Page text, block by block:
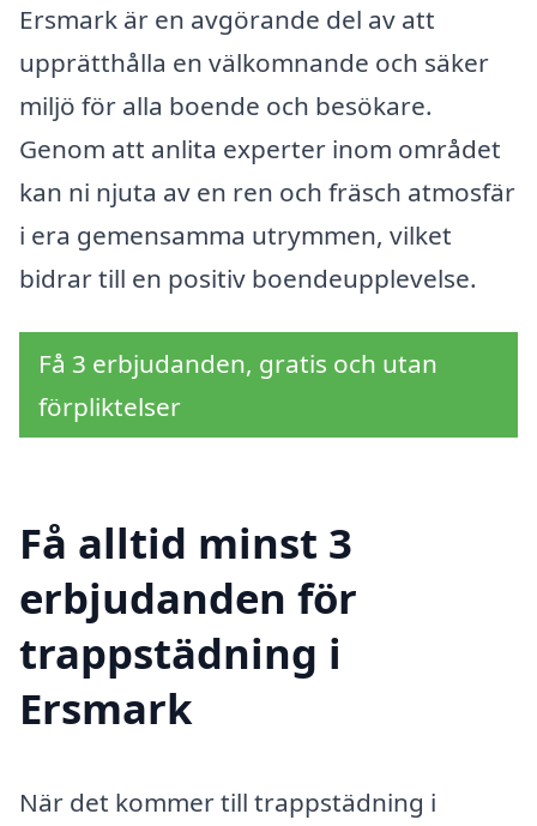
Ersmark är en avgörande del av att
upprätthålla en välkomnande och säker
miljö för alla boende och besökare.
Genom att anlita experter inom området
kan ni njuta av en ren och fräsch atmosfär
i era gemensamma utrymmen, vilket
bidrar till en positiv boendeupplevelse.
Få 3 erbjudanden, gratis och utan
förpliktelser
Få alltid minst 3
erbjudanden för
trappstädning i
Ersmark
När det kommer till trappstädning i